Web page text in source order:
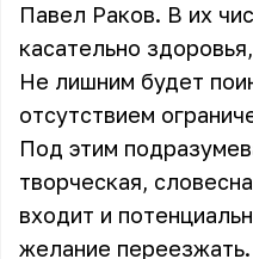
Павел Раков. В их
касательно
Не лишним будет
отсутствием
Под этим
творческая,
входит и
желание переезжать.